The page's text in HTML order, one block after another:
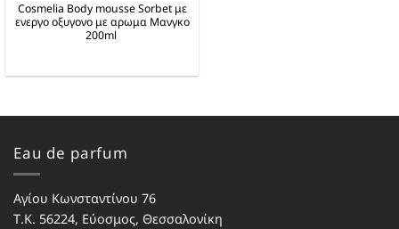
Cosmelia Body mousse Sorbet με
ενεργο οξυγονο με αρωμα Μανγκο
200ml
Eau de parfum
Αγίου Κωνσταντίνου 76
Τ.Κ. 56224, Εύοσμος, Θεσσαλονίκη